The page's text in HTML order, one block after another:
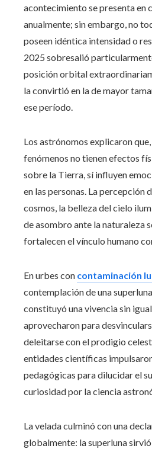
acontecimiento se presenta en
anualmente; sin embargo, no
poseen idéntica intensidad o
2025 sobresalió
posición orbital
la convirtió en la de mayor
ese período.
Los astrónomos explicaron
fenómenos no tienen efectos
sobre la Tierra, sí influyen
en las personas. La percepción
cosmos, la belleza del cielo
de asombro ante la naturaleza
fortalecen el vínculo humano
En urbes con contaminación
contemplación de una
constituyó una vivencia sin
aprovecharon para
deleitarse con el prodigio
entidades científicas
pedagógicas para dilucidar el
curiosidad por la ciencia
La velada culminó con una
globalmente: la superluna